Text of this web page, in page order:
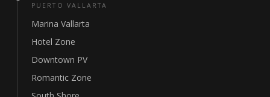
PUERTO VALLARTA
Marina Vallarta
Hotel Zone
Downtown PV
Romantic Zone